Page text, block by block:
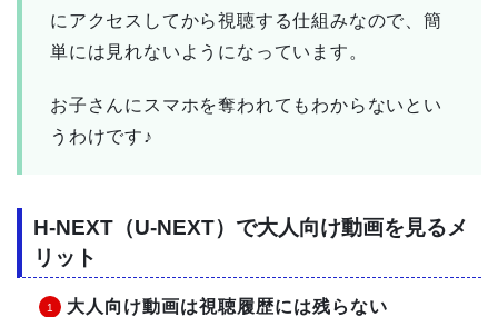
にアクセスしてから視聴する仕組みなので、簡
単には見れないようになっています。
お子さんにスマホを奪われてもわからないとい
うわけです♪
H-NEXT（U-NEXT）で大人向け動画を見るメ
リット
大人向け動画は視聴履歴には残らない